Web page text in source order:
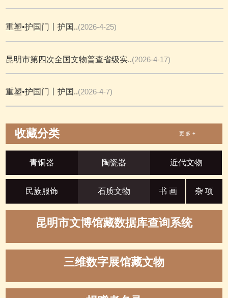
重塑•护国门丨护国..(2026-4-25)
昆明市第四次全国文物普查省级实..(2026-4-17)
重塑•护国门丨护国..(2026-4-7)
收藏分类 更 多 +
青铜器 陶瓷器 近代文物
民族服饰 石质文物 书 画 杂 项
昆明市文博馆藏数据库查询系统
三维数字展馆藏文物